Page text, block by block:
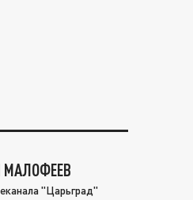
МАЛОФЕЕВ
"Царьград"